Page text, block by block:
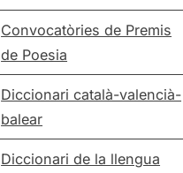
Convocatòries de Premis
de Poesia
Diccionari català-valencià-
balear
Diccionari de la llengua